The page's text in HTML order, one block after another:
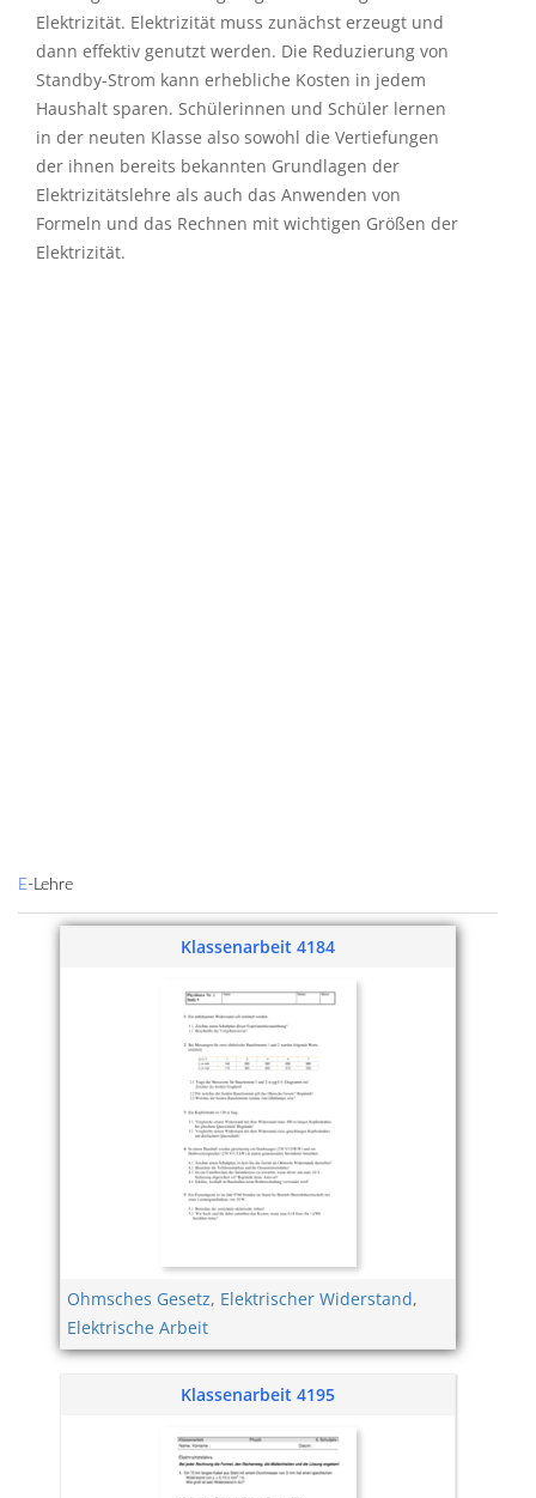
Elektrizität. Elektrizität muss zunächst erzeugt und
dann effektiv genutzt werden. Die Reduzierung von
Standby-Strom kann erhebliche Kosten in jedem
Haushalt sparen. Schülerinnen und Schüler lernen
in der neuten Klasse also sowohl die Vertiefungen
der ihnen bereits bekannten Grundlagen der
Elektrizitätslehre als auch das Anwenden von
Formeln und das Rechnen mit wichtigen Größen der
Elektrizität.
E-Lehre
Klassenarbeit 4184
Ohmsches Gesetz, Elektrischer Widerstand,
Elektrische Arbeit
Klassenarbeit 4195